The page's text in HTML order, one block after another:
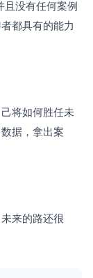
且没有任何案例
都具有的能力
将如何胜任未
据，拿出案
来的路还很